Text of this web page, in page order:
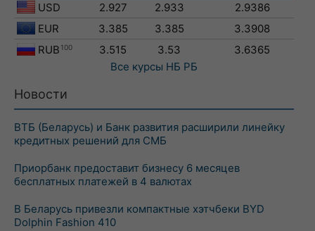
USD 2.927 2.933
2.9386
EUR
3.385 3.385
3.3908
RUB 100 3.515 3.53
3.6365
Все курсы НБ РБ
Новости
ВТБ (Беларусь) и Банк развития расширили линейку
кредитных решений для СМБ
Приорбанк предоставит бизнесу 6 месяцев
бесплатных платежей в 4 валютах
В Беларусь привезли компактные хэтчбеки BYD
Dolphin Fashion 410